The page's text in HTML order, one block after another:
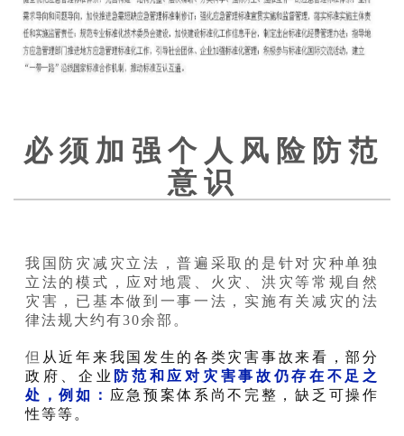
必 须 加 强 个 人 风 险 防 范
意 识
我国防灾减灾立法，普遍采取的是针对灾种单独
立法的模式，应对地震、火灾、洪灾等常规自然
灾害，已基本做到一事一法，实施有关减灾的法
律法规大约有30余部。
但 从近年来我国发生的各类灾害事故来看，部分
政府、企业 防范和应对灾害事故仍存在不足之
处，例如： 应急预案体系尚不完整，缺乏可操作
性等等。